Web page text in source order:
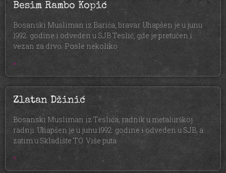
Besim Rambo Kopić
Bosanski Musliman iz Barića, bravar. Uhapšen je u junu
1992. godine i odveden u SJB Teslić, gde je pretučen i
vezan za drvo. Posle nekoliko
»
Zlatan Džinić
Bosanski Musliman iz Teslića, radnik u metalurškoj
radnji. Uhapšen je u junu 1992. godine i odveden u SJB, a
zatim u Skladište TO. Više puta
»